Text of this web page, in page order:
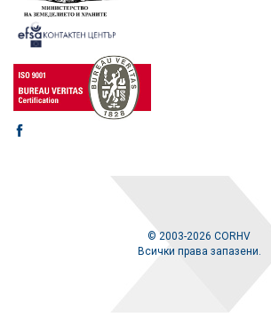
© 2003-2026 CORHV
Всички права запазени.